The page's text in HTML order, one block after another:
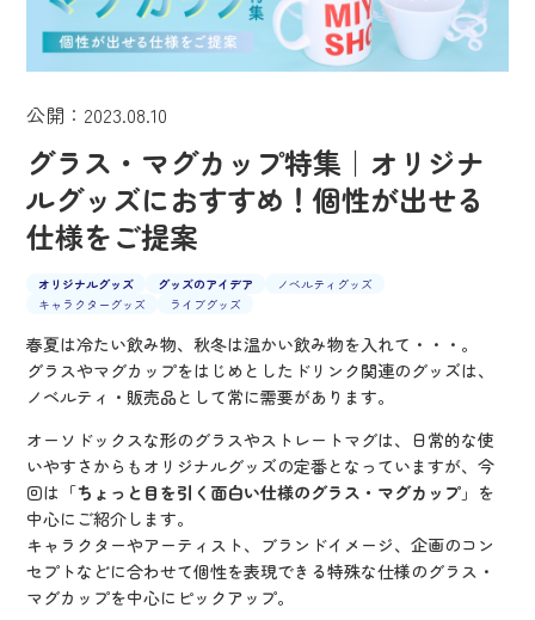
公開：2023.08.10
グラス・マグカップ特集｜オリジナ
ルグッズにおすすめ！個性が出せる
仕様をご提案
オリジナルグッズ グッズのアイデア
ノベルティグッズ
キャラクターグッズ
ライブグッズ
春夏は冷たい飲み物、秋冬は温かい飲み物を入れて・・・。
グラスやマグカップをはじめとしたドリンク関連のグッズは、
ノベルティ・販売品として常に需要があります。
オーソドックスな形のグラスやストレートマグは、日常的な使
いやすさからもオリジナルグッズの定番となっていますが、今
回は「ちょっと目を引く面白い仕様のグラス・マグカップ 」を
中心にご紹介します。
キャラクターやアーティスト、ブランドイメージ、企画のコン
セプトなどに合わせて個性を表現できる特殊な仕様のグラス・
マグカップを中心にピックアップ。